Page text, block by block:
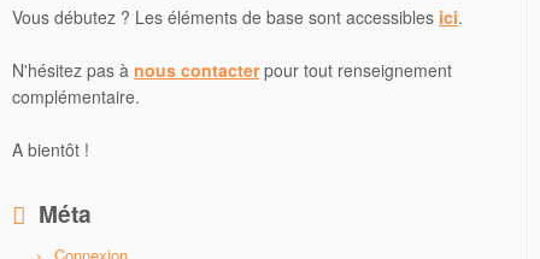
Vous débutez ? Les éléments de base sont accessibles ici.
N'hésitez pas à nous contacterpour tout renseignement
complémentaire.
A bientôt !
Méta